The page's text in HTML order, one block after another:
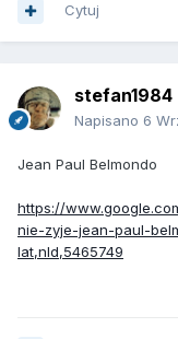
Cytuj
stefan1984
Napisano 6
Jean Paul Belmondo
https://
nie-zyje-jean-paul-
lat,nId,5465749